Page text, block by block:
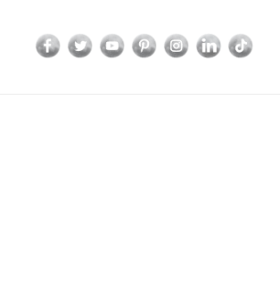
Facebook
TwitterYouTubePinterestInstagram